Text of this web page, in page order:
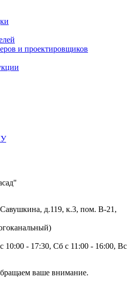
и проектировщиков
Савушкина, д.119, к.3, пом. В-21,
- 17:30, Сб с 11:00 - 16:00, Вс
ваше внимание.